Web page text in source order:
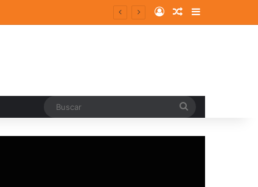
y consolidados Log InRandom Article
Sidebar